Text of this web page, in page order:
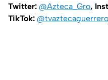
Twitter: @Azteca_Gro,
TikTok: @tvaztecaguerrero